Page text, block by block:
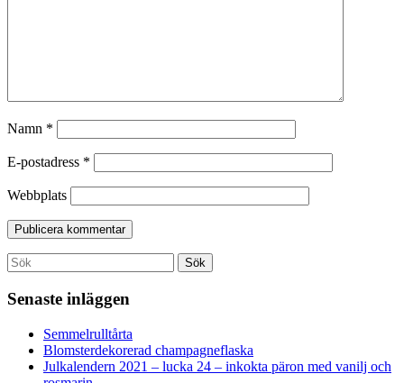
Namn *
E-postadress *
Webbplats
Search
for:
Sök
Senaste inläggen
Semmelrulltårta
Blomsterdekorerad champagneflaska
Julkalendern 2021 – lucka 24 – inkokta päron med vanilj och